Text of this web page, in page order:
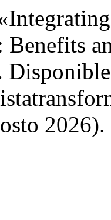
Benefits
2026).